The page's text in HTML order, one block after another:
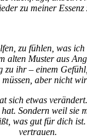
zu meiner Essenz
zu fühlen, was
alten Muster aus
zu ihr – einem
aber nicht
sich etwas
hat. Sondern weil sie
was gut für dich
vertrauen.